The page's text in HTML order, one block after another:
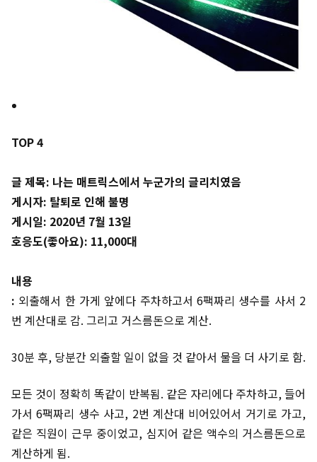
TOP 4
글 제목: 나는 매트릭스에서 누군가의 글리치였음
게시자: 탈퇴로 인해 불명
게시일: 2020년 7월 13일
호응도(좋아요): 11,000대
내용
: 외출해서 한 가게 앞에다 주차하고서 6팩짜리 생수를 사서 2
번 계산대로 감. 그리고 거스름돈으로 계산.
30분 후, 당분간 외출할 일이 없을 것 같아서 물을 더 사기로 함.
모든 것이 정확히 똑같이 반복됨. 같은 자리에다 주차하고, 들어
가서 6팩짜리 생수 사고, 2번 계산대 비어있어서 거기로 가고,
같은 직원이 근무 중이었고, 심지어 같은 액수의 거스름돈으로
계산하게 됨.